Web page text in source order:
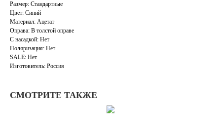
Размер: Стандартные
Цвет: Синий
Материал: Ацетат
Оправа: В толстой оправе
С насадкой: Нет
Поляризация: Нет
SALE: Нет
Изготовитель: Россия
СМОТРИТЕ ТАКЖЕ